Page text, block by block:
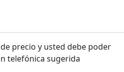
precio y usted debe poder
telefónica sugerida